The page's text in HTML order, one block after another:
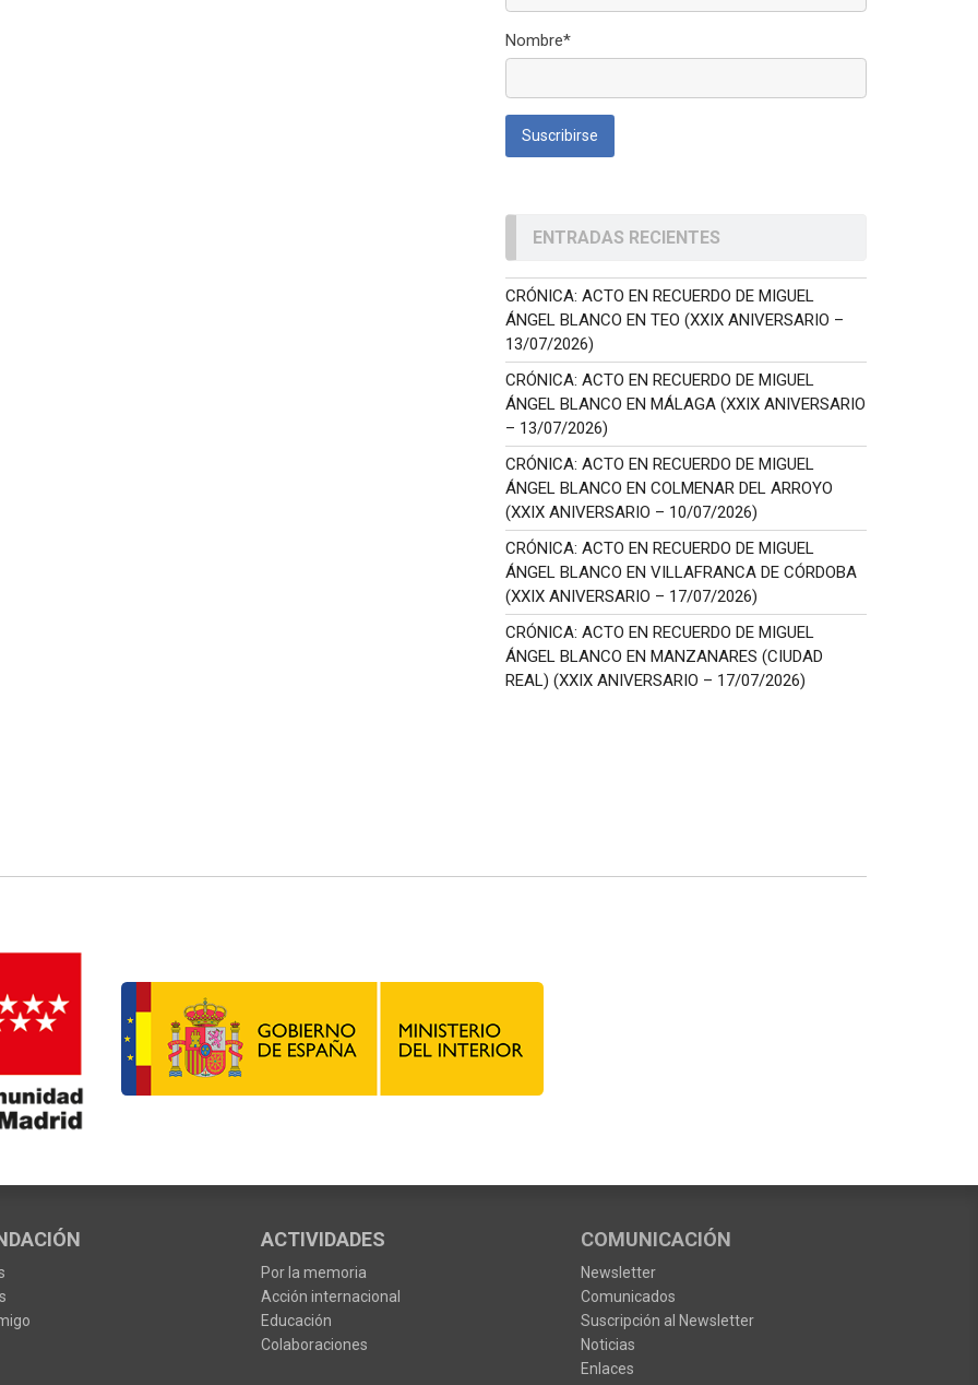
Nombre*
ENTRADAS RECIENTES
CRÓNICA: ACTO EN RECUERDO DE MIGUEL
ÁNGEL BLANCO EN TEO (XXIX ANIVERSARIO –
13/07/2026)
CRÓNICA: ACTO EN RECUERDO DE MIGUEL
ÁNGEL BLANCO EN MÁLAGA (XXIX ANIVERSARIO
– 13/07/2026)
CRÓNICA: ACTO EN RECUERDO DE MIGUEL
ÁNGEL BLANCO EN COLMENAR DEL ARROYO
(XXIX ANIVERSARIO – 10/07/2026)
CRÓNICA: ACTO EN RECUERDO DE MIGUEL
ÁNGEL BLANCO EN VILLAFRANCA DE CÓRDOBA
(XXIX ANIVERSARIO – 17/07/2026)
CRÓNICA: ACTO EN RECUERDO DE MIGUEL
ÁNGEL BLANCO EN MANZANARES (CIUDAD
REAL) (XXIX ANIVERSARIO – 17/07/2026)
ACTIVIDADES
Por la memoria
Acción internacional
Educación
Colaboraciones
COMUNICACIÓN
Newsletter
Comunicados
Suscripción al Newsletter
Noticias
Enlaces